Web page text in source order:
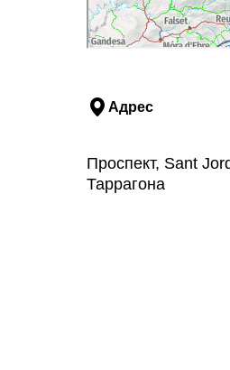
Адрес
Проспект, Sant
Таррагона